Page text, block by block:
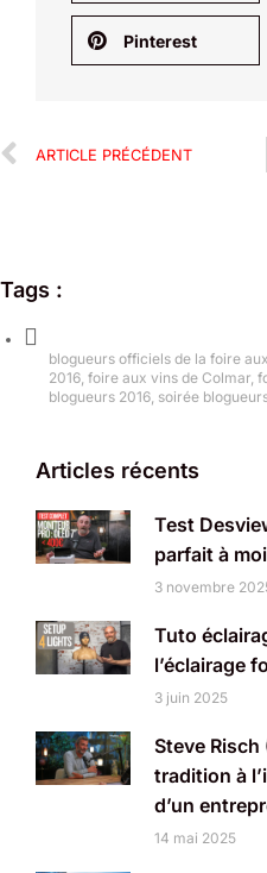
Pinterest
ARTICLE PRÉCÉDENT
Tags :
blogueurs officiels de la foire
2016, foire aux vins de Colmar,
blogueurs 2016, soirée
Articles récents
Test
parfait à
3 novembre
Tuto
l’éclairage
3 juin 2025
Steve
tradition à
d’un
14 mai 2025